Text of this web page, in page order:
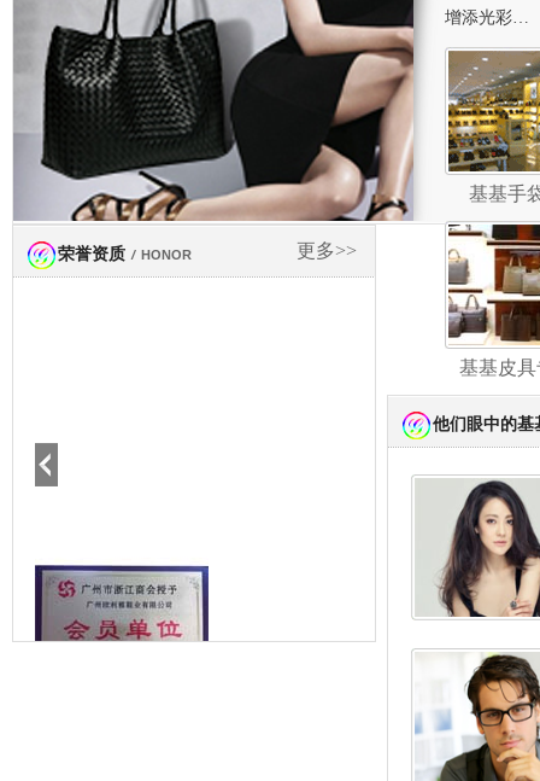
增添光彩…
基基手
基基皮
更多>>
荣誉资质 / HONOR
他们眼中的基